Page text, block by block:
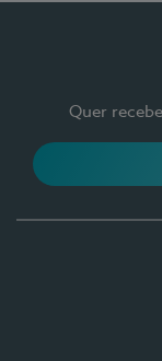
Quer